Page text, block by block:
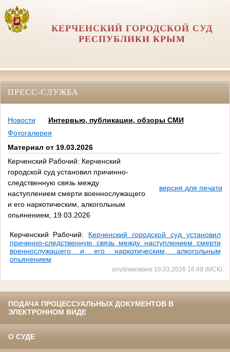
КЕРЧЕНСКИЙ ГОРОДСКОЙ СУД
РЕСПУБЛИКИ КРЫМ
ПРЕСС-СЛУЖБА
Новости
Интервью, публикации, обзоры СМИ
Фотогалерея
Материал от 19.03.2026
Керченский Рабочий: Керченский
городской суд установил причинно-
следственную связь между
наступлением смерти военнослужащего
и его наркотическим, алкогольным
опьянением, 19.03.2026
версия для печати
Керченский Рабочий: Керченский городской суд установил
причинно-следственную связь между наступлением смерти
военнослужащего и его наркотическим, алкогольным
опьянением
опубликовано 19.03.2026 16:49 (МСК)
ПОДАЧА ПРОЦЕССУАЛЬНЫХ ДОКУМЕНТОВ В
ЭЛЕКТРОННОМ ВИДЕ
О СУДЕ